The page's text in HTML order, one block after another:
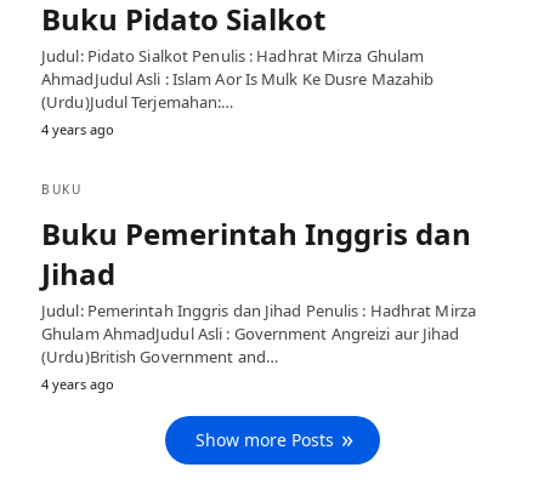
Buku Pidato Sialkot
Judul: Pidato Sialkot Penulis : Hadhrat Mirza Ghulam
AhmadJudul Asli : Islam Aor Is Mulk Ke Dusre Mazahib
(Urdu)Judul Terjemahan:…
4 years ago
BUKU
Buku Pemerintah Inggris dan
Jihad
Judul: Pemerintah Inggris dan Jihad Penulis : Hadhrat Mirza
Ghulam AhmadJudul Asli : Government Angreizi aur Jihad
(Urdu)British Government and…
4 years ago
Show more Posts